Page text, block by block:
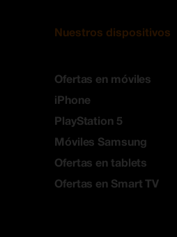
Nuestros dispositivos
Ofertas en móviles
iPhone
PlayStation 5
Móviles Samsung
Ofertas en tablets
Ofertas en Smart TV